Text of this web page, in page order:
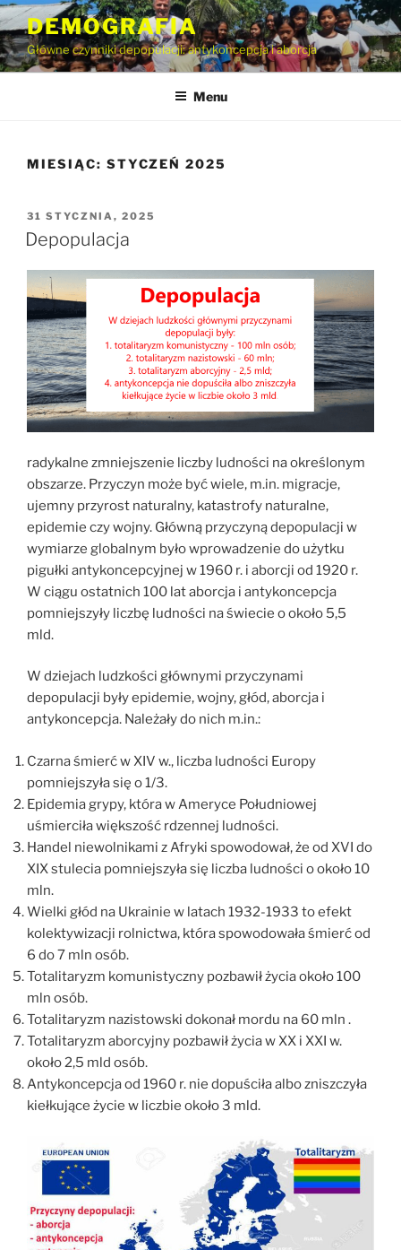
Przejdź
do
treści
DEMOGRAFIA
Główne czynniki depopulacji: antykoncepcja i aborcja
Menu
MIESIĄC: STYCZEŃ 2025
OPUBLIKOWANE
W
31 STYCZNIA, 2025
Depopulacja
radykalne zmniejszenie liczby ludności na określonym
obszarze. Przyczyn może być wiele, m.in. migracje,
ujemny przyrost naturalny, katastrofy naturalne,
epidemie czy wojny. Główną przyczyną depopulacji w
wymiarze globalnym było wprowadzenie do użytku
pigułki antykoncepcyjnej w 1960 r. i aborcji od 1920 r.
W ciągu ostatnich 100 lat aborcja i antykoncepcja
pomniejszyły liczbę ludności na świecie o około 5,5
mld.
W dziejach ludzkości głównymi przyczynami
depopulacji były epidemie, wojny, głód, aborcja i
antykoncepcja. Należały do nich m.in.:
Czarna śmierć w XIV w., liczba ludności Europy
pomniejszyła się o 1/3.
Epidemia grypy, która w Ameryce Południowej
uśmierciła większość rdzennej ludności.
Handel niewolnikami z Afryki spowodował, że od XVI do
XIX stulecia pomniejszyła się liczba ludności o około 10
mln.
Wielki głód na Ukrainie w latach 1932-1933 to efekt
kolektywizacji rolnictwa, która spowodowała śmierć od
6 do 7 mln osób.
Totalitaryzm komunistyczny pozbawił życia około 100
mln osób.
Totalitaryzm nazistowski dokonał mordu na 60 mln .
Totalitaryzm aborcyjny pozbawił życia w XX i XXI w.
około 2,5 mld osób.
Antykoncepcja od 1960 r. nie dopuściła albo zniszczyła
kiełkujące życie w liczbie około 3 mld.